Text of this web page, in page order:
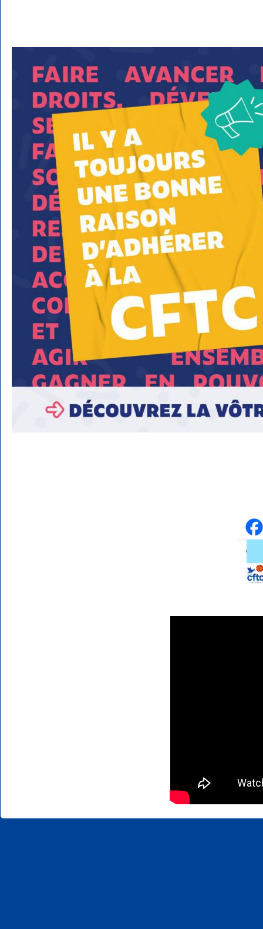
contacter, connaitrer
pour les
La CFTC se positionne
affiche plus clairement
des décennies :
de vie, non seulement
Nous sommes là pour
vous défendre.